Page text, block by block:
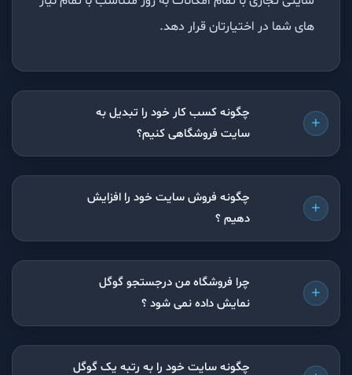
زمینه طراحی سایت می باشد، تیم ما تلاش می کند وب
سایتی تجاری با تمام امکانات به روز متناسب با تمام نیاز